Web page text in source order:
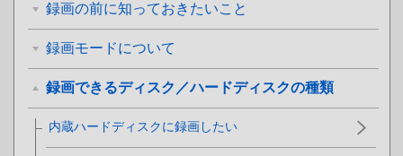
録画の前に知っておきたいこと
録画モードについて
録画できるディスク／ハードディスクの種類
内蔵ハードディスクに録画したい